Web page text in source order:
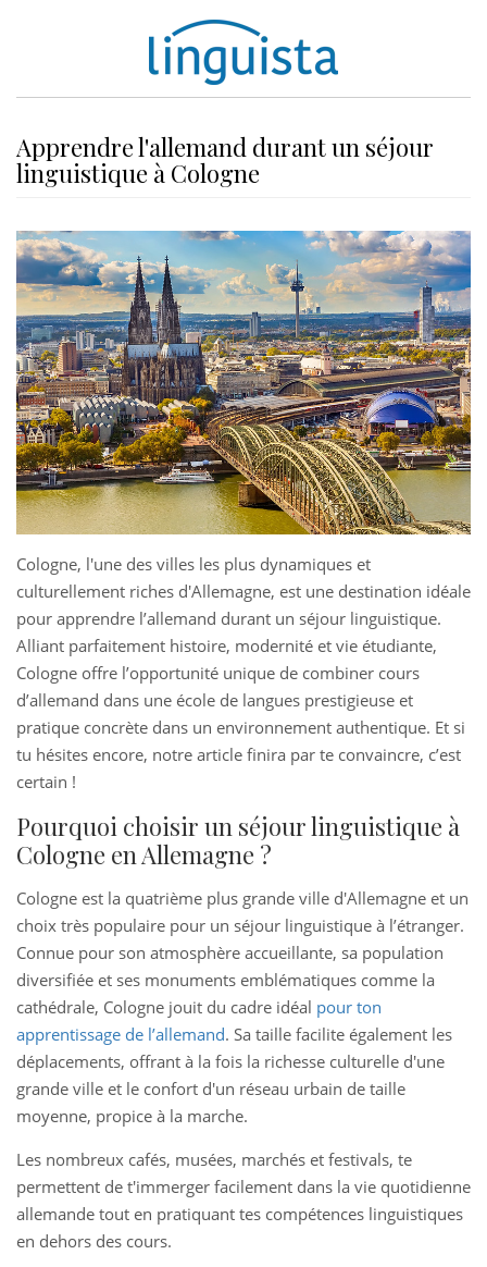
Apprendre l'allemand durant un séjour
linguistique à Cologne
Cologne, l'une des villes les plus dynamiques et
culturellement riches d'Allemagne, est une destination idéale
pour apprendre l’allemand durant un séjour linguistique.
Alliant parfaitement histoire, modernité et vie étudiante,
Cologne offre l’opportunité unique de combiner cours
d’allemand dans une école de langues prestigieuse et
pratique concrète dans un environnement authentique. Et si
tu hésites encore, notre article finira par te convaincre, c’est
certain !
Pourquoi choisir un séjour linguistique à
Cologne en Allemagne ?
Cologne est la quatrième plus grande ville d'Allemagne et un
choix très populaire pour un séjour linguistique à l’étranger.
Connue pour son atmosphère accueillante, sa population
diversifiée et ses monuments emblématiques comme la
cathédrale, Cologne jouit du cadre idéal pour ton
apprentissage de l’allemand. Sa taille facilite également les
déplacements, offrant à la fois la richesse culturelle d'une
grande ville et le confort d'un réseau urbain de taille
moyenne, propice à la marche.
Les nombreux cafés, musées, marchés et festivals, te
permettent de t'immerger facilement dans la vie quotidienne
allemande tout en pratiquant tes compétences linguistiques
en dehors des cours.